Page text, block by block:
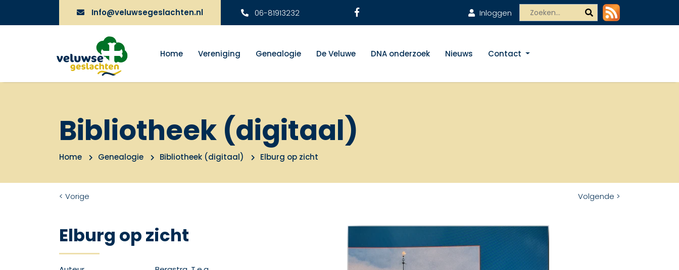
Info@veluwsegeslachten.nl 06-81913232 Inloggen
Home Vereniging Genealogie De Veluwe DNA onderzoek Nieuws Contact
Bibliotheek (digitaal)
Home Genealogie Bibliotheek (digitaal) Elburg op zicht
< Vorige Volgende >
Elburg op zicht